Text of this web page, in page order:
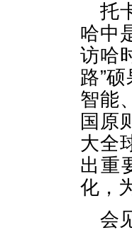
托
哈中
访哈
路”
智能
国原
大全
出重
化，
会